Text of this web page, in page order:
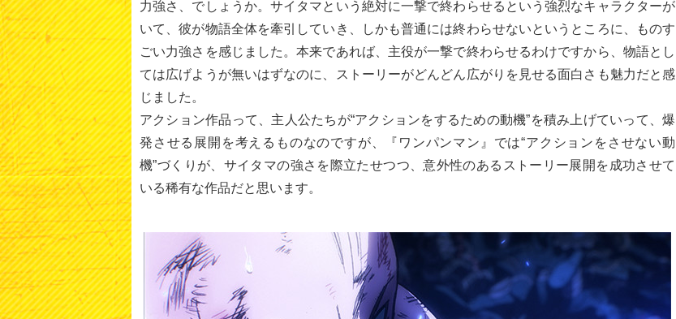
力強さ、でしょうか。サイタマという絶対に一撃で終わらせるという強烈なキャラクターが
いて、彼が物語全体を牽引していき、しかも普通には終わらせないというところに、ものす
ごい力強さを感じました。本来であれば、主役が一撃で終わらせるわけですから、物語とし
ては広げようが無いはずなのに、ストーリーがどんどん広がりを見せる面白さも魅力だと感
じました。
アクション作品って、主人公たちが“アクションをするための動機”を積み上げていって、爆
発させる展開を考えるものなのですが、『ワンパンマン』では“アクションをさせない動
機”づくりが、サイタマの強さを際立たせつつ、意外性のあるストーリー展開を成功させて
いる稀有な作品だと思います。